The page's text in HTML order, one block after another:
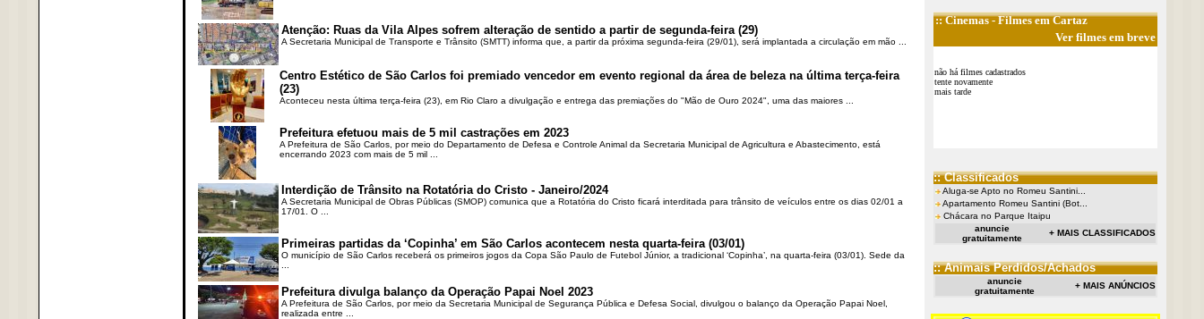
Atenção: Ruas da Vila Alpes sofrem alteração de sentido a partir de segunda-feira (29)
A Secretaria Municipal de Transporte e Trânsito (SMTT) informa que, a partir da próxima segunda-feira (29/01), será implantada a circulação em mão ...
Centro Estético de São Carlos foi premiado vencedor em evento regional da área de beleza na última terça-feira
(23)
Aconteceu nesta última terça-feira (23), em Rio Claro a divulgação e entrega das premiações do "Mão de Ouro 2024", uma das maiores ...
Prefeitura efetuou mais de 5 mil castrações em 2023
A Prefeitura de São Carlos, por meio do Departamento de Defesa e Controle Animal da Secretaria Municipal de Agricultura e Abastecimento, está
encerrando 2023 com mais de 5 mil ...
Interdição de Trânsito na Rotatória do Cristo - Janeiro/2024
A Secretaria Municipal de Obras Públicas (SMOP) comunica que a Rotatória do Cristo ficará interditada para trânsito de veículos entre os dias 02/01 a
17/01. O ...
Primeiras partidas da ‘Copinha’ em São Carlos acontecem nesta quarta-feira (03/01)
O município de São Carlos receberá os primeiros jogos da Copa São Paulo de Futebol Júnior, a tradicional ‘Copinha’, na quarta-feira (03/01). Sede da
Prefeitura divulga balanço da Operação Papai Noel 2023
A Prefeitura de São Carlos, por meio da Secretaria Municipal de Segurança Pública e Defesa Social, divulgou o balanço da Operação Papai Noel,
realizada entre ...
::Cinemas- Filmes em Cartaz
Ver filmes em breve
não há filmes cadastrados
tente novamente
mais tarde
:: Classificados
Aluga-se Apto no Romeu Santini...
Apartamento Romeu Santini (Bot...
Chácara no Parque Itaipu
anuncie
gratuitamente
+ MAIS CLASSIFICADOS
:: Animais Perdidos/Achados
anuncie
gratuitamente
+ MAIS ANÚNCIOS